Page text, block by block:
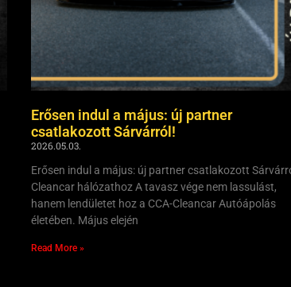
Erősen indul a május: új partner
csatlakozott Sárvárról!
2026.05.03.
Erősen indul a május: új partner csatlakozott
Cleancar hálózathoz A tavasz vége nem lassulást,
hanem lendületet hoz a CCA-Cleancar Autóápolás
életében. Május elején
Read More »